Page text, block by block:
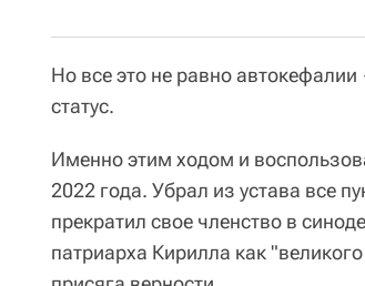
Но все это не равно
статус.
Именно этим ходом и
2022 года. Убрал из устава все
прекратил свое членство в
патриарха Кирилла как